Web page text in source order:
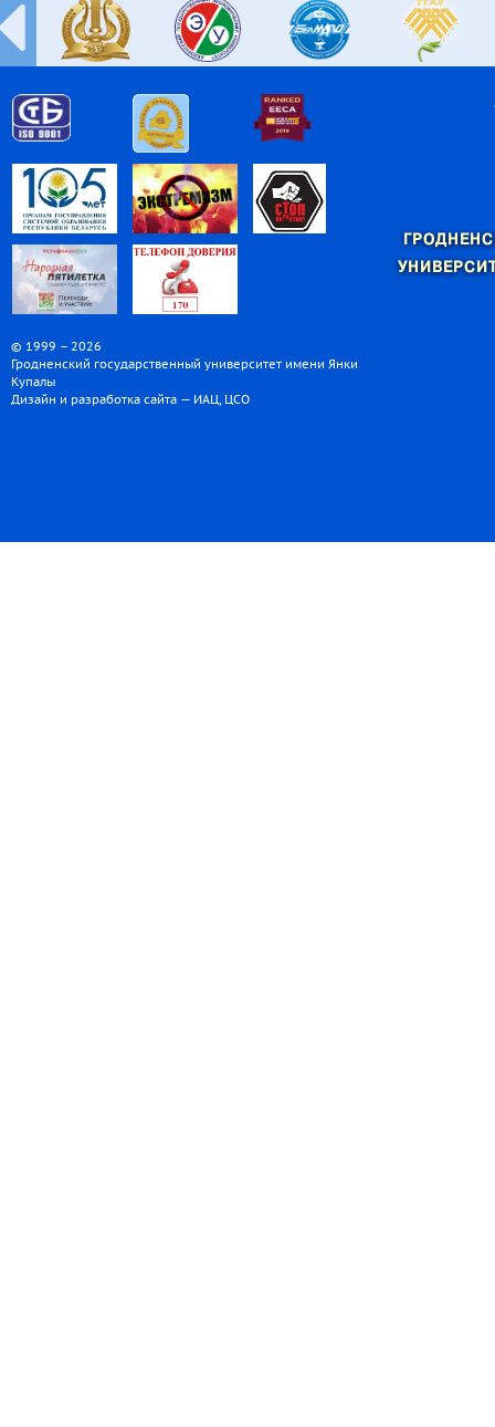
© 1999 – 2026
Гродненский государственный университет имени Янки
Купалы
Дизайн и разработка сайта — ИАЦ, ЦСО